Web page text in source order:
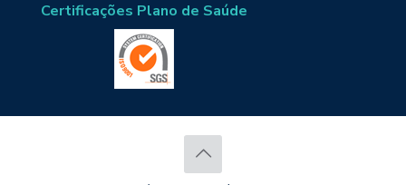
Certificações Plano de Saúde